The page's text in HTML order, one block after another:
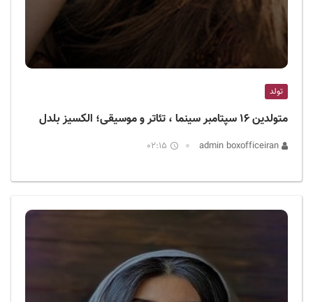
تولد
متولدین ۱۶ سپتامبر سینما ، تئاتر و موسیقی؛ الکسیز بلدل
02:15